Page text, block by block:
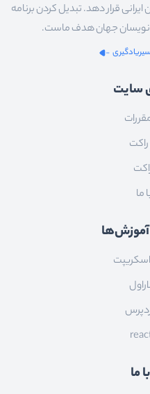
قرار دهد. تبدیل کردن برنامه
نویسان جهان هدف ماست.
سایت
ما
ما